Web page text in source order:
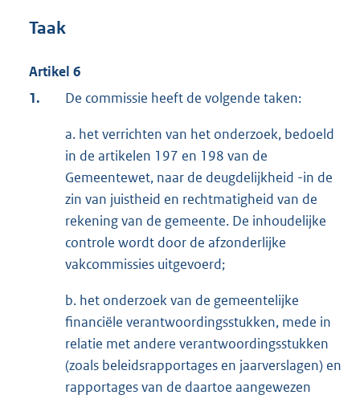
Taak
Artikel 6
1.
De commissie heeft de volgende taken:
a. het verrichten van het onderzoek, bedoeld
in de artikelen 197 en 198 van de
Gemeentewet, naar de deugdelijkheid -in de
zin van juistheid en rechtmatigheid van de
rekening van de gemeente. De inhoudelijke
controle wordt door de afzonderlijke
vakcommissies uitgevoerd;
b. het onderzoek van de gemeentelijke
financiële verantwoordingsstukken, mede in
relatie met andere verantwoordingsstukken
(zoals beleidsrapportages en jaarverslagen) en
rapportages van de daartoe aangewezen